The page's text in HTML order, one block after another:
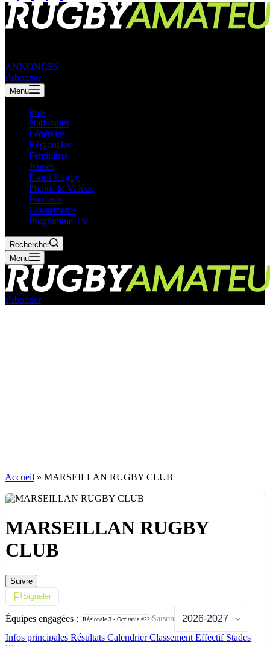
ANNONCES
s'abonner
Menu
Pros
Nationales
Fédérales
Régionales
Féminines
Jeunes
Esprit Rugby
Photos & Vidéos
Podcasts
Classements
Programme TV
Rechercher
Menu
s'abonner
Accueil » MARSEILLAN RUGBY CLUB
MARSEILLAN RUGBY
CLUB
Suivre
Signaler
Équipes engagées : Régionale 3 - Occitanie #22 Saison
Infos principales Résultats CalendrierClassement Effectif Stades